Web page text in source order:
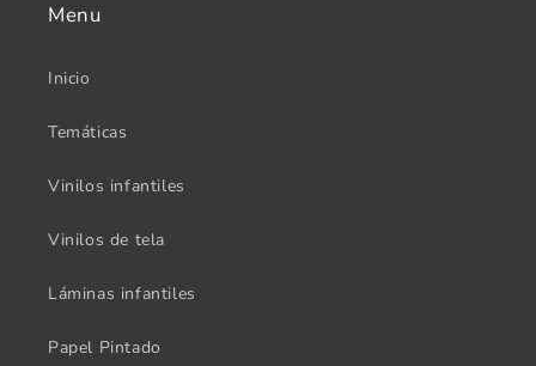
Menu
Inicio
Temáticas
Vinilos infantiles
Vinilos de tela
Láminas infantiles
Papel Pintado